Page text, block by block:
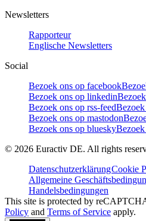
Newsletters
Rapporteur
Englische Newsletters
Social
Bezoek ons op facebook
Bezoek ons op linkedin
Bezoek ons op rss-feed
Bezoek ons op mastodon
Bezoek ons op bluesky
© 2026 Euractiv DE. All rights
DatenschutzerklärungCookie
Allgemeine
Handelsbedingungen
This site is protected by
Policy and Terms of Service apply.